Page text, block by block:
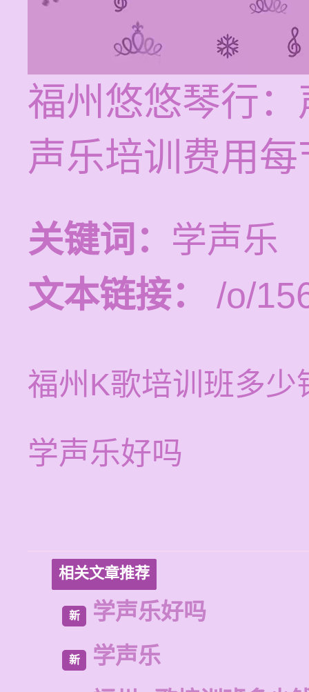
福州悠悠琴行
声乐培训费用
关键词： 学声乐
文本链接：
/o/
福州K歌培训班多少
学声乐好吗
相关文章推荐
新 学声乐好吗
新
学声乐